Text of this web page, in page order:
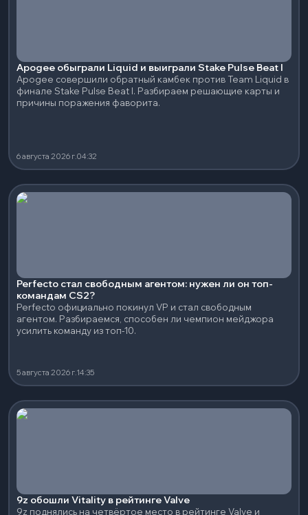
Apogee обыграли Liquid и выиграли Stake Pulse Beat I
Apogee совершили обратный камбек против Team Liquid в
финале Stake Pulse Beat I. Разбираем решающие карты и
причины поражения фаворита.
6 августа 2026 г.04:32
Perfecto стал свободным агентом: нужен ли он топ-
командам CS2?
Perfecto официально покинул VP и стал свободным
агентом. Разбираемся, способен ли чемпион мейджора
усилить команду из топ-10.
5 августа 2026 г.14:35
9z обошли Vitality в рейтинге Valve
9z поднялись на четвёртое место в рейтинге Valve и